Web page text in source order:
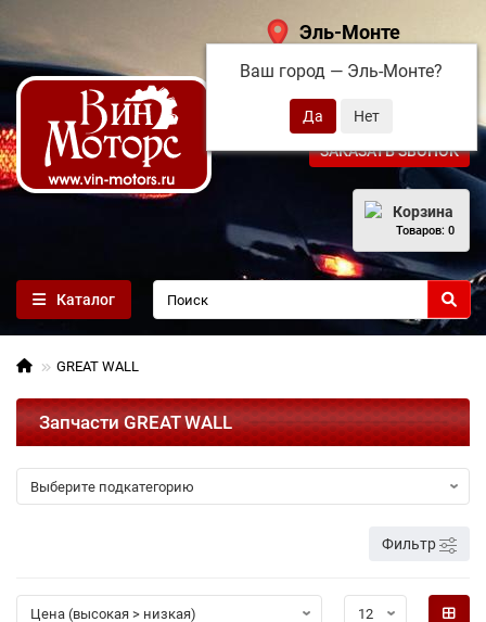
Эль-Монте
Ваш город — Эль-Монте?
+7 (495) 108-68-71
ЗАКАЗАТЬ ЗВОНОК
Корзина
Товаров: 0
Каталог
GREAT WALL
Запчасти GREAT WALL
Фильтр